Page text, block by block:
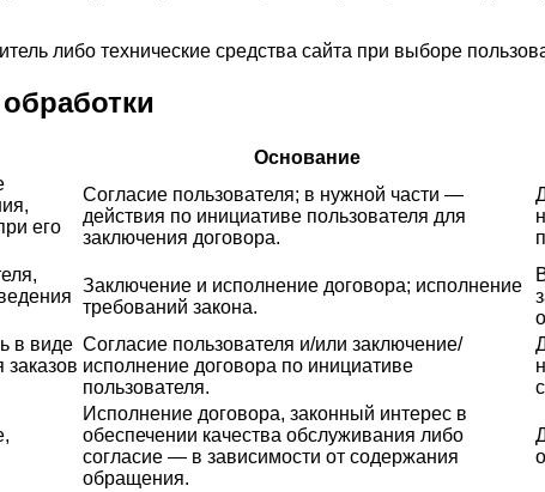
либо технические средства сайта при выборе
Основание
его
Согласие пользователя; в нужной части —
действия по инициативе пользователя для
заключения договора.
Заключение и исполнение договора; исполнение
требований закона.
в виде Согласие пользователя и/или заключение/
исполнение договора по инициативе
пользователя.
Исполнение договора, законный интерес в
обеспечении качества обслуживания либо
согласие — в зависимости от содержания
обращения.